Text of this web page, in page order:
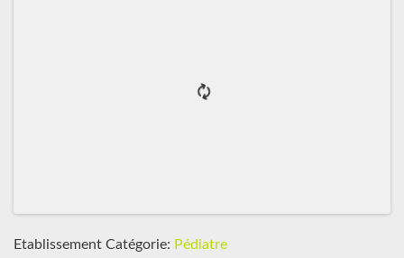
Etablissement Catégorie: Pédiatre